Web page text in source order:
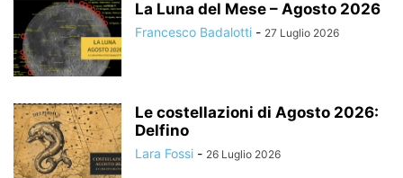
La Luna del Mese – Agosto 2026
Francesco Badalotti - 27 Luglio 2026
Le costellazioni di Agosto 2026:
Delfino
Lara Fossi - 26 Luglio 2026